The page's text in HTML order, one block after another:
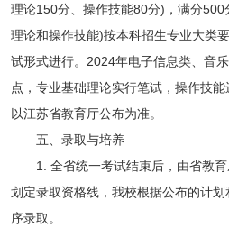
理论150分、操作技能80分)，满分
理论和操作技能)按本科招生专业大类
试形式进行。2024年电子信息类、音
点，专业基础理论实行笔试，操作技
以江苏省教育厅公布为准。
五、录取与培养
1. 全省统一考试结束后，由省教育
划定录取资格线，我校根据公布的计
序录取。